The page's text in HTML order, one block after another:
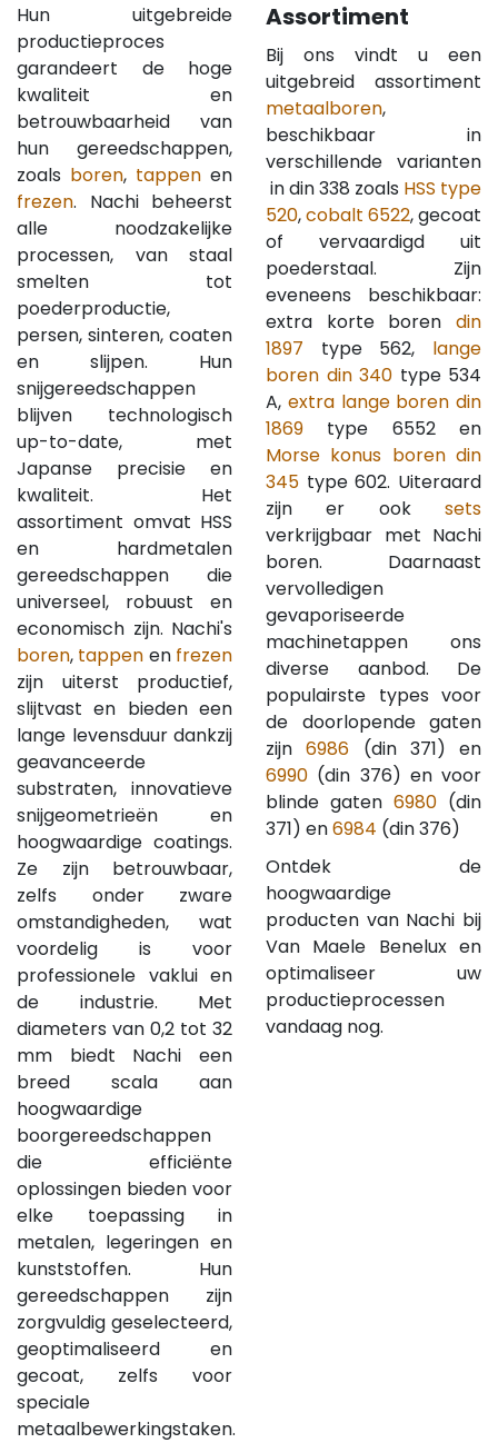
Hun uitgebreide
productieproces
garandeert de hoge
kwaliteit en
betrouwbaarheid van
hun gereedschappen,
zoals boren, tappen en
frezen. Nachi beheerst
alle noodzakelijke
processen, van staal
smelten tot
poederproductie,
persen, sinteren, coaten
en slijpen. Hun
snijgereedschappen
blijven technologisch
up-to-date, met
Japanse precisie en
kwaliteit. Het
assortiment omvat HSS
en hardmetalen
gereedschappen die
universeel, robuust en
economisch zijn. Nachi's
boren, tappen en frezen
zijn uiterst productief,
slijtvast en bieden een
lange levensduur dankzij
geavanceerde
substraten, innovatieve
snijgeometrieën en
hoogwaardige coatings.
Ze zijn betrouwbaar,
zelfs onder zware
omstandigheden, wat
voordelig is voor
professionele vaklui en
de industrie. Met
diameters van 0,2 tot 32
mm biedt Nachi een
breed scala aan
hoogwaardige
boorgereedschappen
die efficiënte
oplossingen bieden voor
elke toepassing in
metalen, legeringen en
kunststoffen. Hun
gereedschappen zijn
zorgvuldig geselecteerd,
geoptimaliseerd en
gecoat, zelfs voor
speciale
metaalbewerkingstaken.
Assortiment
Bij ons vindt u een
uitgebreid assortiment
metaalboren,
beschikbaar in
verschillende varianten
in din 338 zoals HSS type
520,cobalt 6522, gecoat
of vervaardigd uit
poederstaal. Zijn
eveneens beschikbaar:
extra korte boren din
1897 type 562, lange
boren din 340 type 534
A, extra lange boren din
1869 type 6552 en
Morse konus boren din
345 type 602. Uiteraard
zijn er ook sets
verkrijgbaar met Nachi
boren. Daarnaast
vervolledigen
gevaporiseerde
machinetappen ons
diverse aanbod. De
populairste types voor
de doorlopende gaten
zijn6986 (din 371) en
6990 (din 376) en voor
blinde gaten 6980 (din
371) en6984 (din 376)
Ontdek de
hoogwaardige
producten van Nachi bij
Van Maele Benelux en
optimaliseer uw
productieprocessen
vandaag nog.